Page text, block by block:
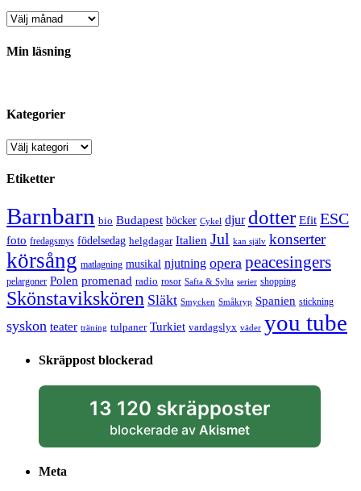
Arkiv
Min läsning
Kategorier
Kategorier
Etiketter
Barnbarn bio Budapest böcker Cykel djur dotter Efit ESC
foto fredagsmys födelsedag helgdagar Italien Jul kan själv konserter
körsång matlagning musikal njutning opera peacesingers
pelargoner Polen promenad radio rosor Safta & Sylta serier shopping
Skönstavikskören Släkt Smycken Småkryp Spanien stickning
syskon teater träning tulpaner Turkiet vardagslyx väder you tube
Skräppost blockerad
13 120 skräpposter
blockerade av Akismet
Meta